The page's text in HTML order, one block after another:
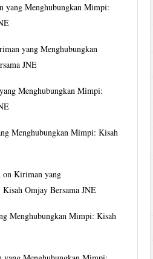
yang Menghubungkan Mimpi:
yang Menghubungkan
JNE
Menghubungkan Mimpi:
Menghubungkan Mimpi: Kisah
onKiriman yang
Omjay Bersama JNE
Menghubungkan Mimpi: Kisah